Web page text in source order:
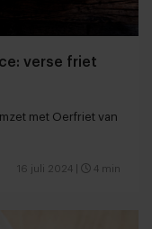
verse friet
met Oerfriet van
16 juli 2024 4 min